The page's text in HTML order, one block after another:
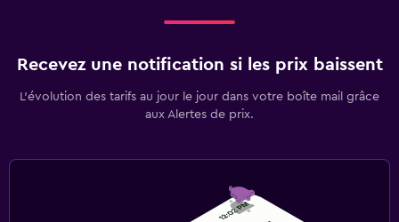
Recevez une notification si les prix baissent
L’évolution des tarifs au jour le jour dans votre boîte mail grâce
aux Alertes de prix.